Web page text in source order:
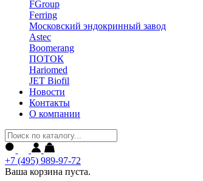
FGroup
Ferring
Московский эндокринный завод
Astec
Boomerang
ПОТОК
Hariomed
JET Biofil
Новости
Контакты
О компании
+7 (495) 989-97-72
Ваша корзина пуста.